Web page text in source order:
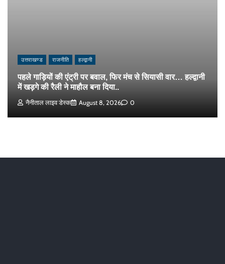
उत्तराखण्ड राजनीति हल्द्वानी
पहले गाड़ियों की एंट्री पर बवाल, फिर मंच से सियासी वार… हल्द्वानी
में खड़गे की रैली ने माहौल बना दिया..
नैनीताल लाइव डेस्क August 8, 2026 0